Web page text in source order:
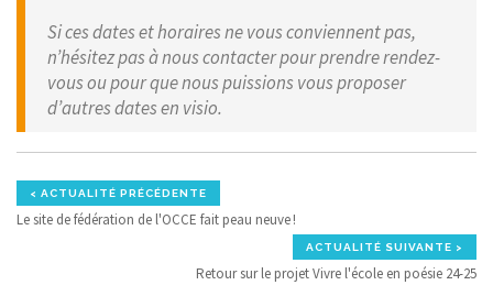
Si ces dates et horaires ne vous conviennent pas,
n’hésitez pas à nous contacter pour prendre rendez-
vous ou pour que nous puissions vous proposer
d’autres dates en visio.
< ACTUALITÉ PRÉCÉDENTE
Le site de fédération de l'OCCE fait peau neuve !
ACTUALITÉ SUIVANTE >
Retour sur le projet Vivre l'école en poésie 24-25